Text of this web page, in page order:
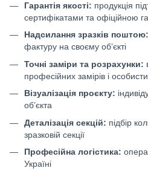
Гарантія якості: продукція
сертифікатами та офіційною
Надсилання зразків поштою:
фактуру на своєму об’єкті
Точні заміри та розрахунки:
професійних замірів і
Візуалізація проєкту:
об’єкта
Деталізація секцій: підбір
зразковій секції
Професійна логістика:
Україні